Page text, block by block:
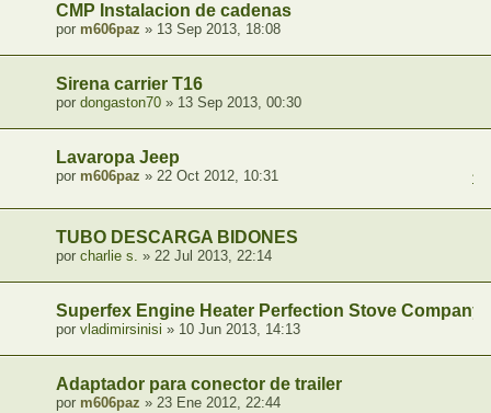
CMP Instalacion de cadenas
por m606paz » 13 Sep 2013, 18:08
Sirena carrier T16
por dongaston70 » 13 Sep 2013, 00:30
Lavaropa Jeep
1
por m606paz » 22 Oct 2012, 10:31
TUBO DESCARGA BIDONES
por charlie s. » 22 Jul 2013, 22:14
Superfex Engine Heater Perfection Stove Company
por vladimirsinisi » 10 Jun 2013, 14:13
Adaptador para conector de trailer
por m606paz » 23 Ene 2012, 22:44